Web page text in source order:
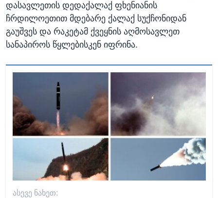
დასავლეთის დედაქალაქ ფხენიანის
ჩრდილოეთით მდებარე ქალაქ სუქჩონიდან
გაუშვეს და რაკეტამ ქვეყნის აღმოსავლეთ
სანაპიროს წყლებისკენ იფრინა.
ᲐᲡᲔᲕᲔ ᲜᲐᲮᲔᲗ: